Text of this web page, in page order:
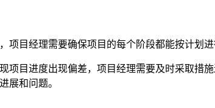
目经理需要确保项目的每个阶段都能按计划
目进度出现偏差，项目经理需要及时采取措
展和问题。